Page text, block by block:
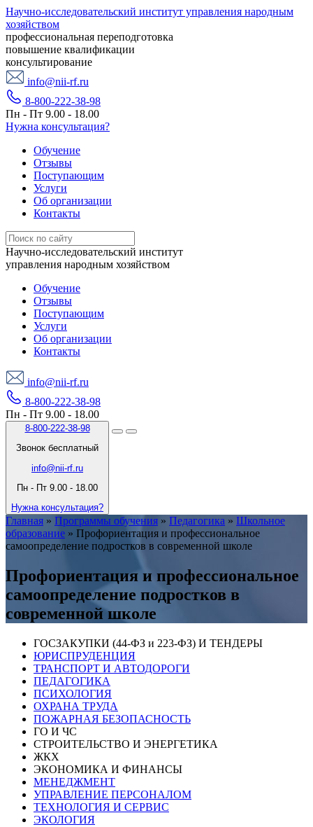
Научно-исследовательский институт управления народным
хозяйством
профессиональная переподготовка
повышение квалификации
консультирование
info@nii-rf.ru
8-800-222-38-98
Пн - Пт 9.00 - 18.00
Нужна консультация?
Обучение
Отзывы
Поступающим
Услуги
Об организации
Контакты
Научно-исследовательский институт
управления народным хозяйством
Обучение
Отзывы
Поступающим
Услуги
Об организации
Контакты
info@nii-rf.ru
8-800-222-38-98
Пн - Пт 9.00 - 18.00
8-800-222-38-98
Звонок бесплатный
info@nii-rf.ru
Пн - Пт 9.00 - 18.00
Нужна консультация?
Главная » Программы обучения » Педагогика » Школьное
образование » Профориентация и профессиональное
самоопределение подростков в современной школе
Профориентация и профессиональное
самоопределение подростков в
современной школе
ГОСЗАКУПКИ (44-ФЗ и 223-ФЗ) И ТЕНДЕРЫ
ЮРИСПРУДЕНЦИЯ
ТРАНСПОРТ И АВТОДОРОГИ
ПЕДАГОГИКА
ПСИХОЛОГИЯ
ОХРАНА ТРУДА
ПОЖАРНАЯ БЕЗОПАСНОСТЬ
ГО И ЧС
СТРОИТЕЛЬСТВО И ЭНЕРГЕТИКА
ЖКХ
ЭКОНОМИКА И ФИНАНСЫ
МЕНЕДЖМЕНТ
УПРАВЛЕНИЕ ПЕРСОНАЛОМ
ТЕХНОЛОГИЯ И СЕРВИС
ЭКОЛОГИЯ